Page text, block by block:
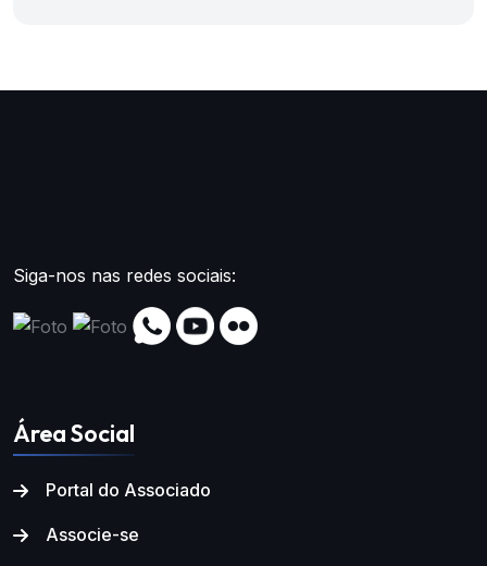
Siga-nos nas redes sociais:
Área Social
Portal do Associado
Associe-se